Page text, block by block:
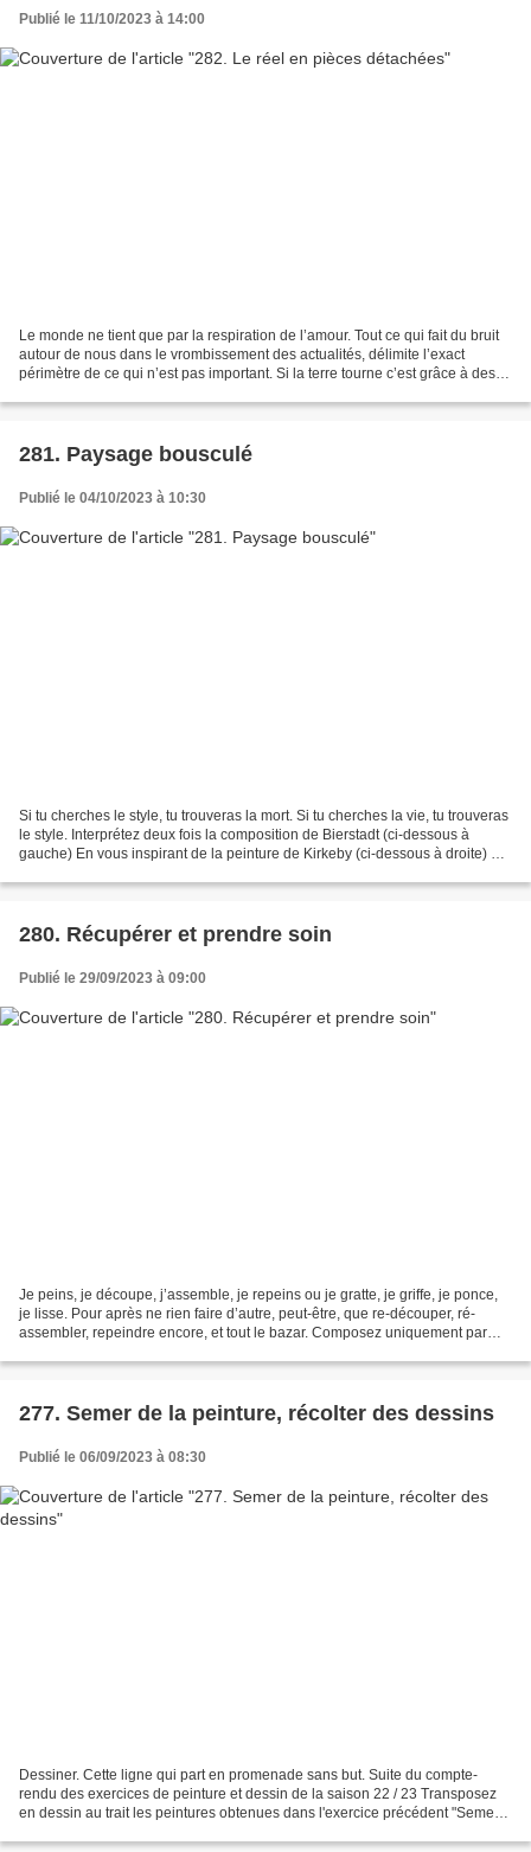
Publié le 11/10/2023 à 14:00
Le monde ne tient que par la respiration de l’amour. Tout ce qui fait du bruit
autour de nous dans le vrombissement des actualités, délimite l’exact
périmètre de ce qui n’est pas important. Si la terre tourne c’est grâce à des
281. Paysage bousculé
Publié le 04/10/2023 à 10:30
Si tu cherches le style, tu trouveras la mort. Si tu cherches la vie, tu trouveras
le style. Interprétez deux fois la composition de Bierstadt (ci-dessous à
gauche) En vous inspirant de la peinture de Kirkeby (ci-dessous à droite) En
280. Récupérer et prendre soin
Publié le 29/09/2023 à 09:00
Je peins, je découpe, j’assemble, je repeins ou je gratte, je griffe, je ponce,
je lisse. Pour après ne rien faire d’autre, peut-être, que re-découper, ré-
assembler, repeindre encore, et tout le bazar. Composez uniquement par
277. Semer de la peinture, récolter des dessins
Publié le 06/09/2023 à 08:30
Dessiner. Cette ligne qui part en promenade sans but. Suite du compte-
rendu des exercices de peinture et dessin de la saison 22 / 23 Transposez
en dessin au trait les peintures obtenues dans l'exercice précédent "Semer